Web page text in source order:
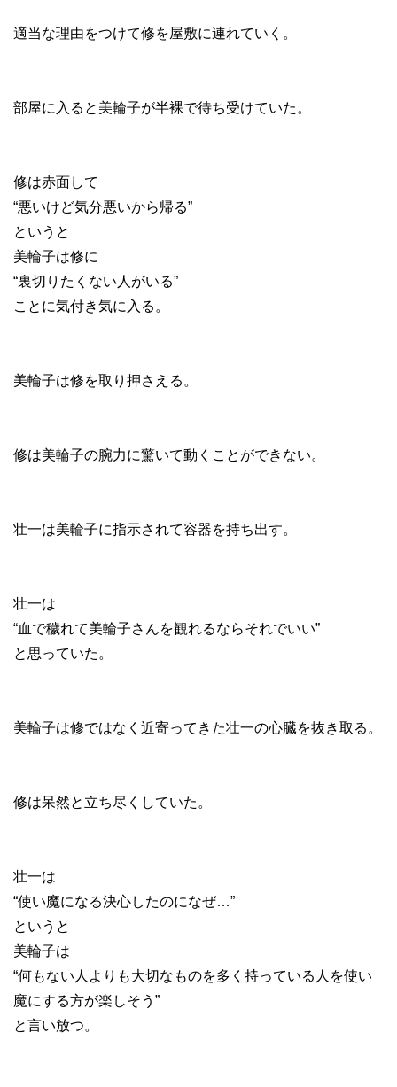
適当な理由をつけて修を屋敷に連れていく。
部屋に入ると美輪子が半裸で待ち受けていた。
修は赤面して
“悪いけど気分悪いから帰る”
というと
美輪子は修に
“裏切りたくない人がいる”
ことに気付き気に入る。
美輪子は修を取り押さえる。
修は美輪子の腕力に驚いて動くことができない。
壮一は美輪子に指示されて容器を持ち出す。
壮一は
“血で穢れて美輪子さんを観れるならそれでいい”
と思っていた。
美輪子は修ではなく近寄ってきた壮一の心臓を抜き取る。
修は呆然と立ち尽くしていた。
壮一は
“使い魔になる決心したのになぜ…”
というと
美輪子は
“何もない人よりも大切なものを多く持っている人を使い
魔にする方が楽しそう”
と言い放つ。